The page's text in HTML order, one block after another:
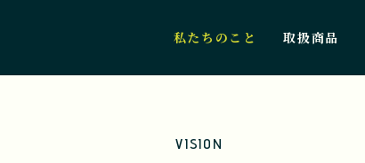
私たちのこと 取扱商品
VISION